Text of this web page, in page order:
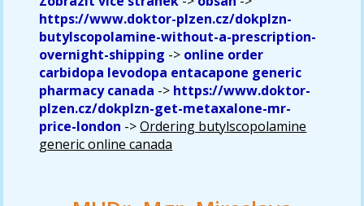
https://www.doktor-plzen.cz/dokplzn-
butylscopolamine-without-a-prescription-
overnight-shipping -> online order
carbidopa levodopa entacapone generic
pharmacy canada -> https://www.doktor-
plzen.cz/dokplzn-get-metaxalone-mr-
price-london ->Ordering butylscopolamine
generic online canada